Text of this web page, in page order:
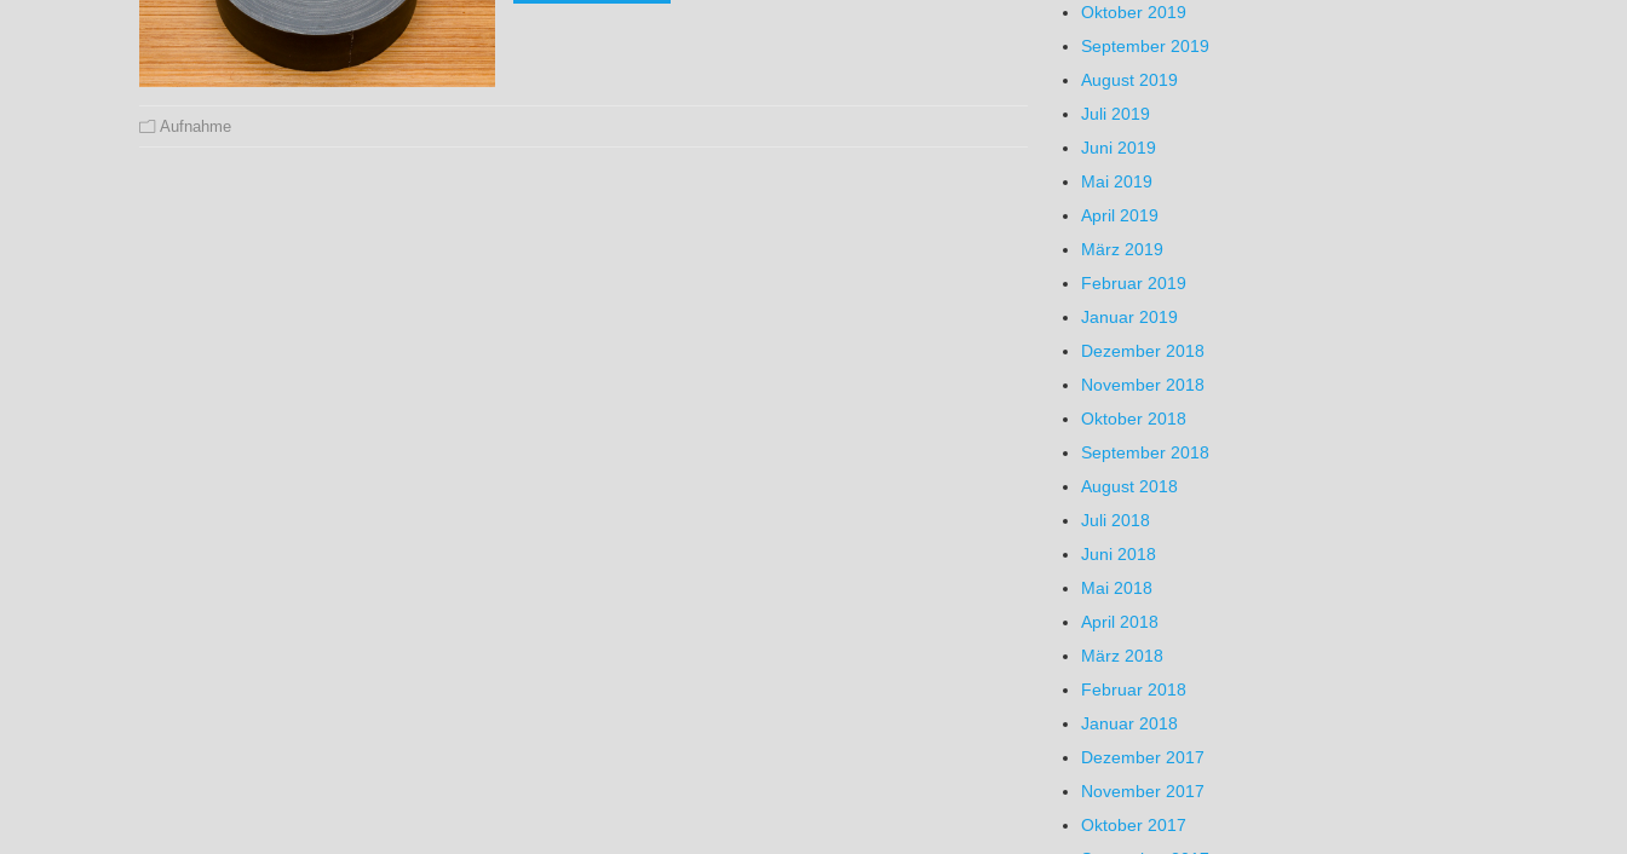
Aufnahme
Oktober 2019
September 2019
August 2019
Juli 2019
Juni 2019
Mai 2019
April 2019
März 2019
Februar 2019
Januar 2019
Dezember 2018
November 2018
Oktober 2018
September 2018
August 2018
Juli 2018
Juni 2018
Mai 2018
April 2018
März 2018
Februar 2018
Januar 2018
Dezember 2017
November 2017
Oktober 2017